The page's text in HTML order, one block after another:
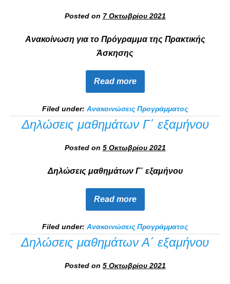
Posted on 7 Οκτωβρίου 2021
Ανακοίνωση για το Πρόγραμμα της Πρακτικής
Άσκησης
Read more
Filed under: Ανακοινώσεις Προγράμματος
Δηλώσεις μαθημάτων Γ΄ εξαμήνου
Posted on 5 Οκτωβρίου 2021
Δηλώσεις μαθημάτων Γ΄ εξαμήνου
Read more
Filed under: Ανακοινώσεις Προγράμματος
Δηλώσεις μαθημάτων Α΄ εξαμήνου
Posted on 5 Οκτωβρίου 2021